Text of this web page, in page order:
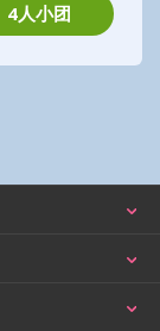
4人小团